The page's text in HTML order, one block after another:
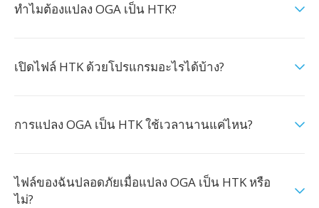
ทำไมต้องแปลง OGA เป็น HTK?
เปิดไฟล์ HTK ด้วยโปรแกรมอะไรได้บ้าง?
การแปลง OGA เป็น HTK ใช้เวลานานแค่ไหน?
ไฟล์ของฉันปลอดภัยเมื่อแปลง OGA เป็น HTK หรือ
ไม่?